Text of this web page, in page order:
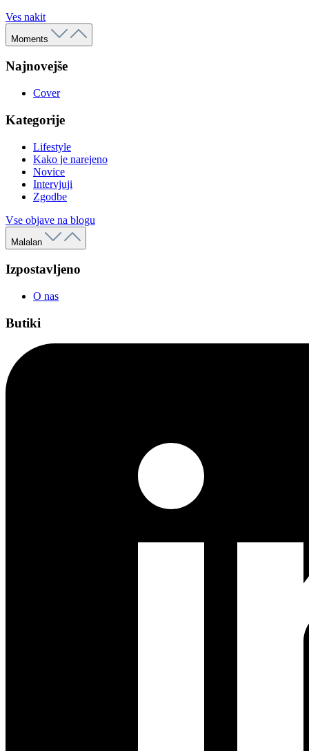
Ves nakit
Moments
Najnovejše
Cover
Kategorije
Lifestyle
Kako je narejeno
Novice
Intervjuji
Zgodbe
Vse objave na blogu
Malalan
Izpostavljeno
O nas
Butiki